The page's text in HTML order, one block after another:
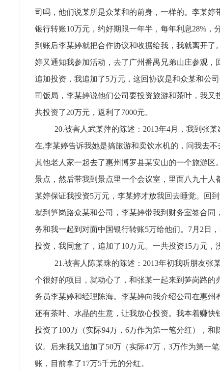
司吗，他们说某所是众某和的前身，一样的。李某婷
银行转账10万元，约好期限一年半，每年利息28%，
到账后李某婷就把合作协议和收据给我，我就离开了
婷又通知我参加活动，去了广州番禺兄弟山庄参观，
追加投资，我追加了5万元，这回协议是和众某和公
司饭局，李某婷说他们公司要投资旅游和茶叶，我又
共投资了20万元，返利了7000元。
20.被害人武某萍的陈述：2013年4月，我到张
在,李某婷告诉我她是搞旅游和卖饮水机的，问我去
其他老人家一起去了惠州博罗县某安山的一个旅游区
景点，然后带我到景点里一个会议室，里面八九十人
某婷保证我投资5万元，李某婷才放我回去睡觉。回
就到笋岗路众某和公司，李某婷带我到财务室签合同
务和我一起到对面中国银行转账5万给他们。7月2日
投资，我同意了，追加了10万元。一共投资15万元，
21.被害人陈某珠的陈述：2013年初我听朋友张
个很好的项目，就动心了，和张某一起来到笋岗路的
务员李某婷和经理陈海。李某婷向我介绍公司在惠州
还有茶叶、水晶的生意，让我放心投资。我本着赚快
投资了100万（实际94万，6万作为第一笔分红），和
议。后来我又追加了50万（实际47万，3万作为第一
账，目前拿了17万5千元的分红。